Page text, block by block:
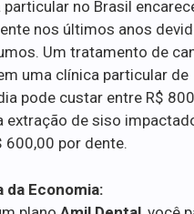
no Brasil
nos últimos anos
Um tratamento de
uma clínica particular de
pode custar entre R$
extração de siso
600,00 por dente.
da Economia: